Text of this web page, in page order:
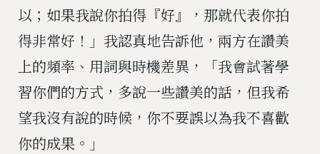
以；如果我說你拍得『好』，那就代表你拍
得非常好！」我認真地告訴他，兩方在讚美
上的頻率、用詞與時機差異，「我會試著學
習你們的方式，多說一些讚美的話，但我希
望我沒有說的時候，你不要誤以為我不喜歡
你的成果。」